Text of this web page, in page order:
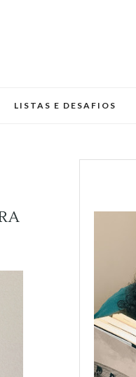
LISTAS E DESAFIOS